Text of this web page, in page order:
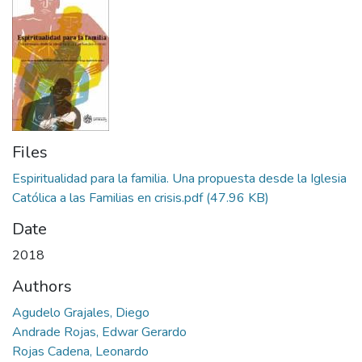
Files
Espiritualidad para la familia. Una propuesta desde la Iglesia
Católica a las Familias en crisis.pdf(47.96 KB)
Date
2018
Authors
Agudelo Grajales, Diego
Andrade Rojas, Edwar Gerardo
Rojas Cadena, Leonardo